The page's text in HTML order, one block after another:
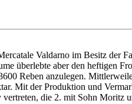
Valdarno im Besitz der
überlebte aber den heftigen
Reben anzulegen.
Mit der Produktion und
die 2. mit Sohn Moritz